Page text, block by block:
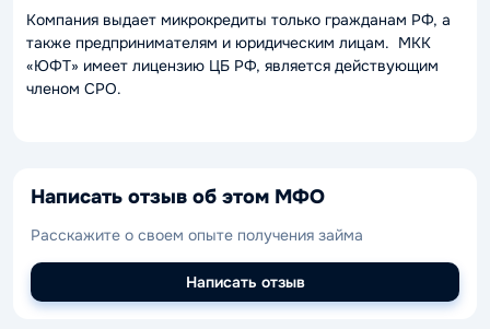
Компания выдает микрокредиты только гражданам РФ, а
также предпринимателям и юридическим лицам. МКК
«ЮФТ» имеет лицензию ЦБ РФ, является действующим
членом СРО.
Написать отзыв об этом МФО
Расскажите о своем опыте получения займа
Написать отзыв